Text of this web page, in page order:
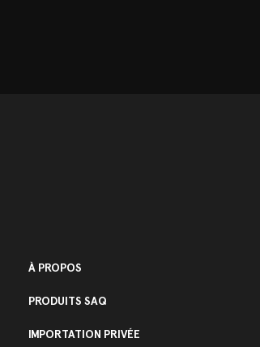
À PROPOS
PRODUITS SAQ
IMPORTATION PRIVÉE